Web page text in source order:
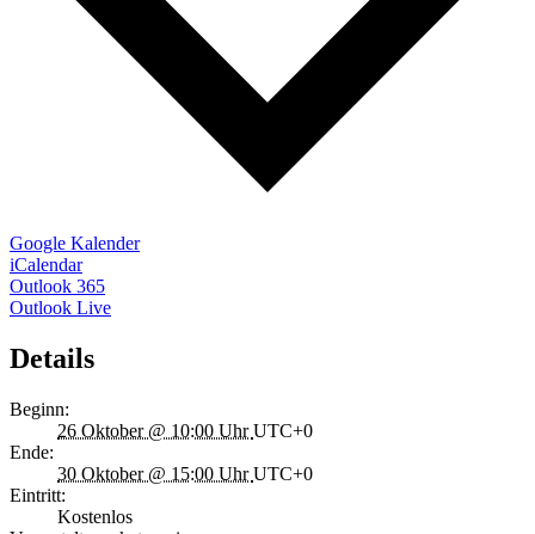
Google Kalender
iCalendar
Outlook 365
Outlook Live
Details
Beginn:
26 Oktober @ 10:00 UhrUTC+0
Ende:
30 Oktober @ 15:00 UhrUTC+0
Eintritt:
Kostenlos